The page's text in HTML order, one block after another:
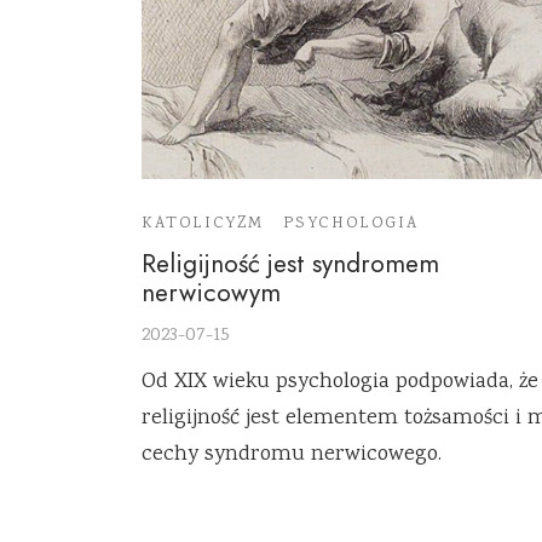
KATOLICYZM PSYCHOLOGIA
Religijność jest syndromem
nerwicowym
2023-07-15
Od XIX wieku psychologia podpowiada, że
religijność jest elementem tożsamości i
cechy syndromu nerwicowego.